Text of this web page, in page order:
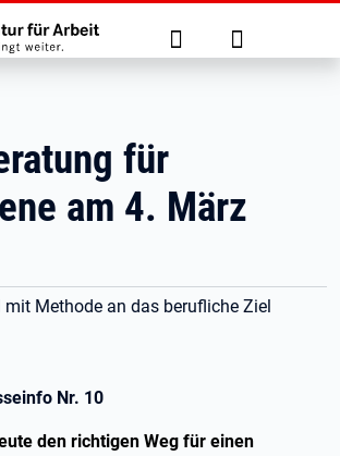
springen
Suche Anmelden
für
am 4. März
Methode an das berufliche Ziel
Nr. 10
den richtigen Weg für einen